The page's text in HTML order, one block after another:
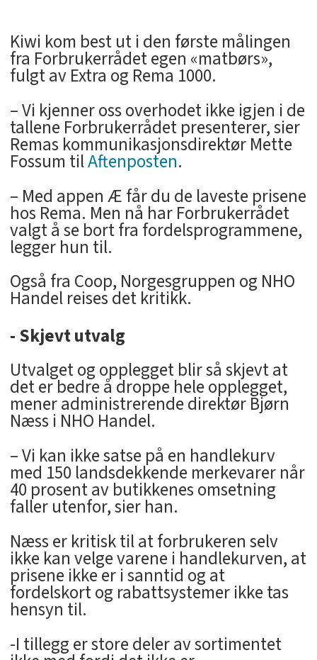
Kiwi kom best ut i den første målingen
fra Forbrukerrådet egen «matbørs»,
fulgt av Extra og Rema 1000.
– Vi kjenner oss overhodet ikke igjen i de
tallene Forbrukerrådet presenterer, sier
Remas kommunikasjonsdirektør Mette
Fossum tilAftenposten.
– Med appen Æ får du de laveste prisene
hos Rema. Men nå har Forbrukerrådet
valgt å se bort fra fordelsprogrammene,
legger hun til.
Også fra Coop, Norgesgruppen og NHO
Handel reises det kritikk.
- Skjevt utvalg
Utvalget og opplegget blir så skjevt at
det er bedre å droppe hele opplegget,
mener administrerende direktør Bjørn
Næss i NHO Handel.
– Vi kan ikke satse på en handlekurv
med 150 landsdekkende merkevarer når
40 prosent av butikkenes omsetning
faller utenfor, sier han.
Næss er kritisk til at forbrukeren selv
ikke kan velge varene i handlekurven, at
prisene ikke er i sanntid og at
fordelskort og rabattsystemer ikke tas
hensyn til.
-I tillegg er store deler av sortimentet